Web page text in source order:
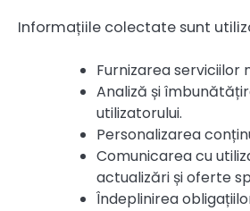
Informațiile colectate sunt
Furnizarea serviciilor
Analiză și
utilizatorului.
Personalizarea
Comunicarea cu
actualizări și oferte
Îndeplinirea